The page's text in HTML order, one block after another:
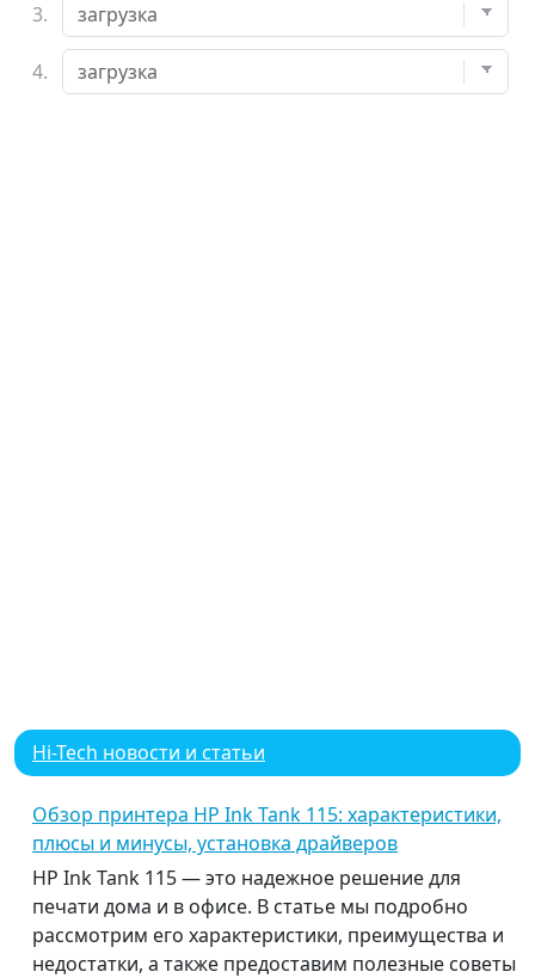
3.
4.
Hi-Tech новости и статьи
Обзор принтера HP Ink Tank 115: характеристики,
плюсы и минусы, установка драйверов
HP Ink Tank 115 — это надежное решение для
печати дома и в офисе. В статье мы подробно
рассмотрим его характеристики, преимущества и
недостатки, а также предоставим полезные советы